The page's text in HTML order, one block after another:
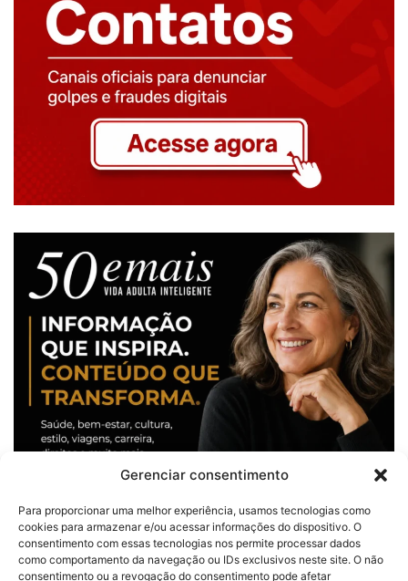
Gerenciar consentimento
Para proporcionar uma melhor experiência, usamos tecnologias como
cookies para armazenar e/ou acessar informações do dispositivo. O
consentimento com essas tecnologias nos permite processar dados
como comportamento da navegação ou IDs exclusivos neste site. O não
consentimento ou a revogação do consentimento pode afetar